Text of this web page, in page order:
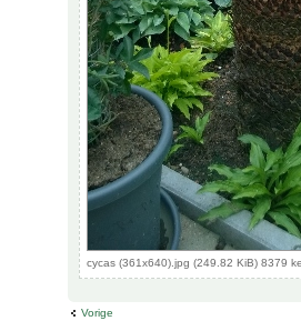
cycas (361x640).jpg (249.82 KiB) 8379
Vorige